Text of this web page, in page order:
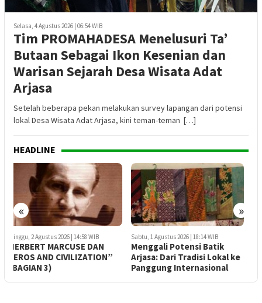
Selasa, 4 Agustus 2026 | 06:54 WIB
Tim PROMAHADESA Menelusuri Ta’
Butaan Sebagai Ikon Kesenian dan
Warisan Sejarah Desa Wisata Adat
Arjasa
Setelah beberapa pekan melakukan survey lapangan dari potensi
lokal Desa Wisata Adat Arjasa, kini teman-teman […]
HEADLINE
« »
Sabtu, 1 Agustus 2026 | 18:14 WIB
Menggali Potensi Batik
Arjasa: Dari Tradisi Lokal ke
Panggung Internasional
Sabtu, 1 Agustus 2026 | 16:17 WIB
HERBERT MARCUSE DAN
“EROS AND CIVILIZATION”
(BAGIAN 2)